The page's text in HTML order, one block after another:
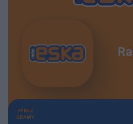
TERAZ
GRAMY